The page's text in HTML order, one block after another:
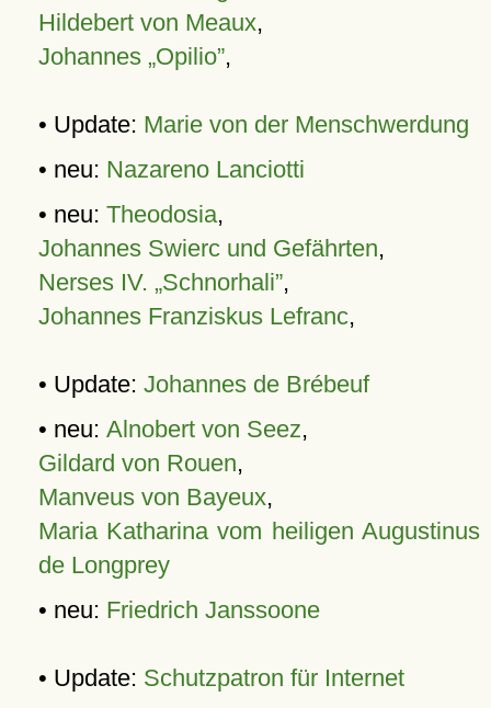
Hildebert von Meaux,
Johannes „Opilio”,
• Update: Marie von der Menschwerdung
• neu: Nazareno Lanciotti
• neu: Theodosia,
Johannes Swierc und Gefährten,
Nerses IV. „Schnorhali”,
Johannes Franziskus Lefranc,
• Update: Johannes de Brébeuf
• neu: Alnobert von Seez,
Gildard von Rouen,
Manveus von Bayeux,
Maria Katharina vom heiligen Augustinus
de Longprey
• neu: Friedrich Janssoone
• Update: Schutzpatron für Internet